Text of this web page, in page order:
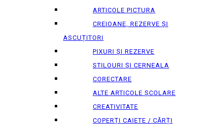
ARTICOLE PICTURA
CREIOANE, REZERVE ȘI
ASCUȚITORI
PIXURI ȘI REZERVE
STILOURI ȘI CERNEALA
CORECTARE
ALTE ARTICOLE ȘCOLARE
CREATIVITATE
COPERȚI CAIETE / CĂRȚI